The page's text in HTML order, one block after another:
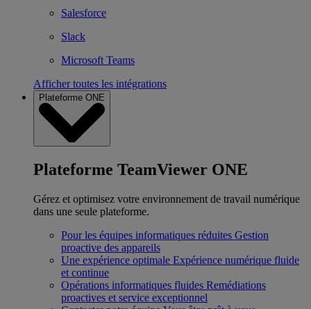
Salesforce
Slack
Microsoft Teams
Afficher toutes les intégrations
Plateforme ONE
Plateforme TeamViewer ONE
Gérez et optimisez votre environnement de travail numérique
dans une seule plateforme.
Pour les équipes informatiques réduites Gestion
proactive des appareils
Une expérience optimale Expérience numérique fluide
et continue
Opérations informatiques fluides Remédiations
proactives et service exceptionnel